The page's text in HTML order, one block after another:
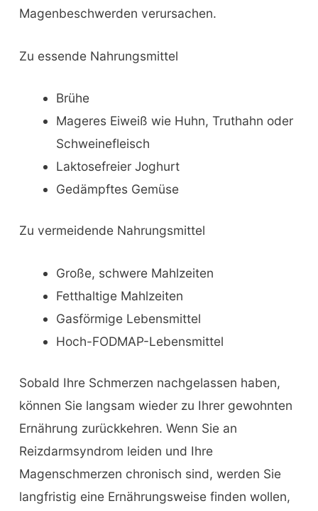
Magenbeschwerden verursachen.
Zu essende Nahrungsmittel
Brühe
Mageres Eiweiß wie Huhn, Truthahn oder
Schweinefleisch
Laktosefreier Joghurt
Gedämpftes Gemüse
Zu vermeidende Nahrungsmittel
Große, schwere Mahlzeiten
Fetthaltige Mahlzeiten
Gasförmige Lebensmittel
Hoch-FODMAP-Lebensmittel
Sobald Ihre Schmerzen nachgelassen haben,
können Sie langsam wieder zu Ihrer gewohnten
Ernährung zurückkehren. Wenn Sie an
Reizdarmsyndrom leiden und Ihre
Magenschmerzen chronisch sind, werden Sie
langfristig eine Ernährungsweise finden wollen,